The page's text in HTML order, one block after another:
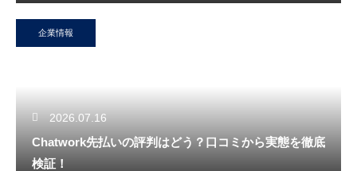
企業情報
2026.07.16
Chatwork先払いの評判はどう？口コミから実態を徹底
検証！